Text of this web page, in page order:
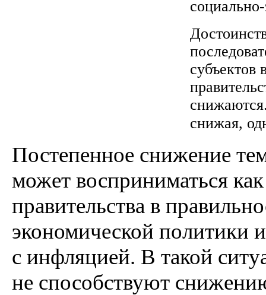
субъектов
снижая,
Постепенное снижение
может восприниматься
правительства в
экономической политики
с инфляцией. В такой
не способствуют